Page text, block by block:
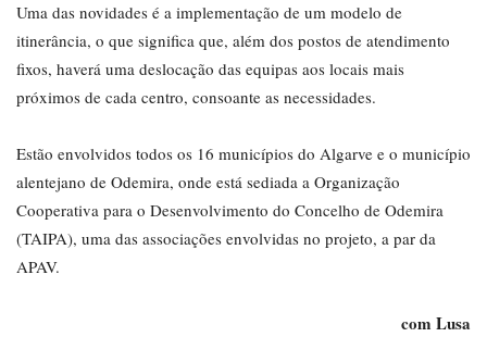
Uma das novidades é a implementação de um modelo de
itinerância, o que significa que, além dos postos de atendimento
fixos, haverá uma deslocação das equipas aos locais mais
próximos de cada centro, consoante as necessidades.
Estão envolvidos todos os 16 municípios do Algarve e o município
alentejano de Odemira, onde está sediada a Organização
Cooperativa para o Desenvolvimento do Concelho de Odemira
(TAIPA), uma das associações envolvidas no projeto, a par da
APAV.
com Lusa